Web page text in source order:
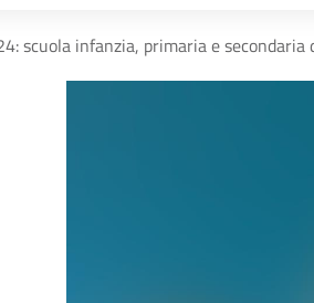
scuola infanzia, primaria e secondaria